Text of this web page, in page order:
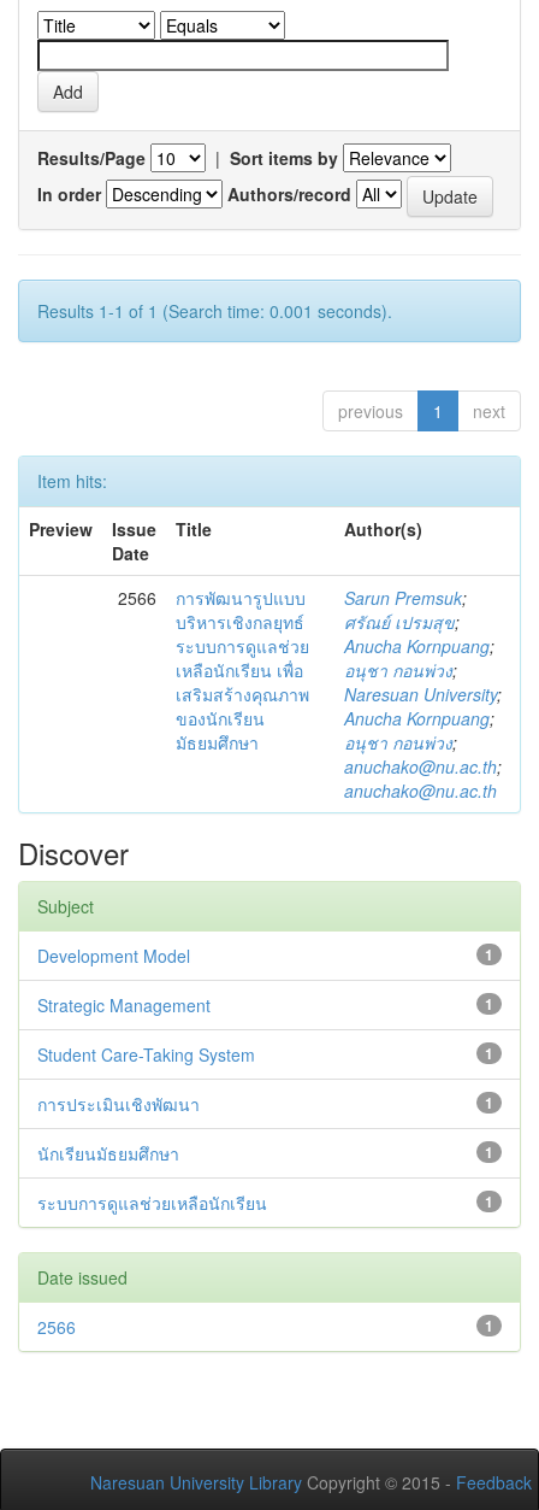
Results/Page | Sort items by
In order
Authors/record
Results 1-1 of 1 (Search time: 0.001 seconds).
previous 1 next
Item hits:
Preview
Issue
Date
Title Author(s)
2566
การพัฒนารูปแบบ
บริหารเชิงกลยุทธ์
ระบบการดูแลช่วย
เหลือนักเรียน เพื่อ
เสริมสร้างคุณภาพ
ของนักเรียน
มัธยมศึกษา
Sarun Premsuk;
ศรัณย์ เปรมสุข;
Anucha Kornpuang;
อนุชา กอนพ่วง;
Naresuan University;
Anucha Kornpuang;
อนุชา กอนพ่วง;
anuchako@nu.ac.th;
anuchako@nu.ac.th
Discover
Subject
1
Development Model
1
Strategic Management
1
Student Care-Taking System
1
การประเมินเชิงพัฒนา
1
นักเรียนมัธยมศึกษา
1
ระบบการดูแลช่วยเหลือนักเรียน
Date issued
1
2566
Naresuan University Library Copyright © 2015 - Feedback